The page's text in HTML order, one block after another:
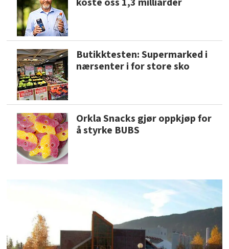
Butikktesten: Supermarked i
nærsenter i for store sko
Orkla Snacks gjør oppkjøp for
å styrke BUBS